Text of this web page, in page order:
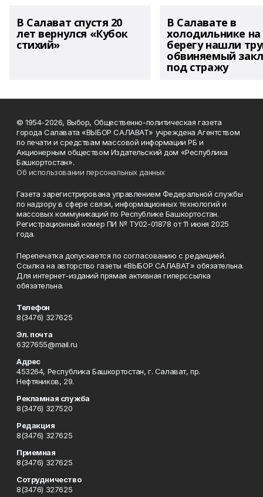
В Салават спустя 20
лет вернулся «Кубок
стихий»
В Салавате в
холодильнике на
берегу нашли
обвиняемый
под стражу
© 1954-2026, Выбор, Общественно-политическая газета
города Салавата «ВЫБОР САЛАВАТ» учреждена Агентством
по печати и средствам массовой информации РБ и
Акционерным обществом Издательский дом «Республика
Башкортостан».
Об использовании персональных данных
Газета зарегистрирована управлением Федеральной службы
по надзору в сфере связи, информационных технологий и
массовых коммуникаций по Республике Башкортостан.
Регистрационный номер ПИ № ТУ02-01878 от 11 июня 2025
года.
Перепечатка допускается по согласованию с редакцией.
Ссылка на авторство газеты «ВЫБОР САЛАВАТ» обязательна.
Для интернет-изданий прямая активная гиперссылка
обязательна.
Телефон
8(3476) 327625
Эл. почта
6327655@mail.ru
Адрес
453264, Республика Башкортостан, г. Салават, пр.
Нефтяников, 29.
Рекламная служба
8(3476) 327520
Редакция
8(3476) 327625
Приемная
8(3476) 327625
Сотрудничество
8(3476) 327625